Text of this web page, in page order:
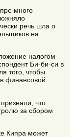
много
речь шла о
на
налогом
Би-би-си в
того, чтобы
в финансовой
что
за сбором
Кипра может